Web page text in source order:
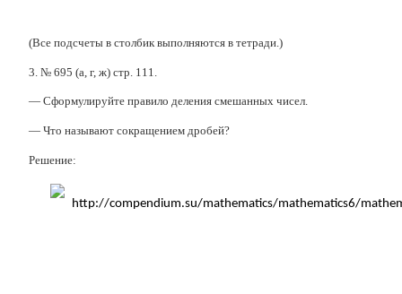
(Все подсчеты в столбик выполняются в тетради.)
3. № 695 (а, г, ж) стр. 111.
— Сформулируйте правило деления смешанных чисел.
— Что называют сокращением дробей?
Решение: